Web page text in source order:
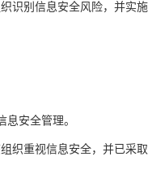
识别信息安全风险，并实
安全管理。
织重视信息安全，并已采